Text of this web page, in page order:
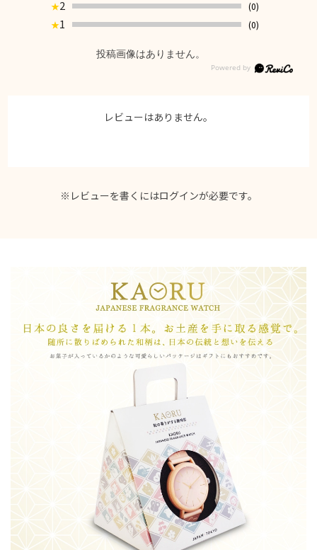
★2
(0)
★1 (0)
投稿画像はありません。
レビューはありません。
※レビューを書くにはログインが必要です。